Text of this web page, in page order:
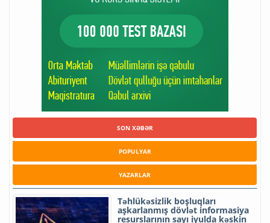
SON XƏBƏR
POPULYAR
YAZARLAR
Təhlükəsizlik boşluqları
aşkarlanmış dövlət informasiya
resurslarının sayı iyulda kəskin